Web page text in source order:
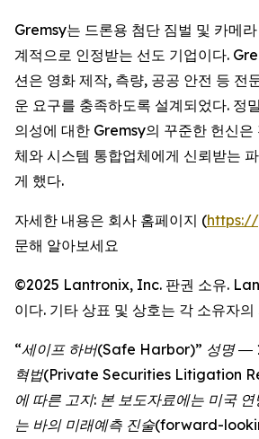
Gremsy는 드론용 첨단 짐벌 및 카메
계적으로 인정받는 선도 기업이다.
션은 영화 제작, 측량, 공공 안전 등 전
운 요구를 충족하도록 설계되었다. 정
의성에 대한 Gremsy의 꾸준한 헌신은
체와 시스템 통합업체에게 신뢰받는
게 했다.
자세한 내용은 회사 홈페이지 (
문해 알아보세요
©2025 Lantronix, Inc. 판권 소유.
이다. 기타 상표 및 상호는 각 소유자
“세이프 하버(Safe Harbor)” 성명 ―
혁법(Private Securities Litigation
에 따른 고지: 본 보도자료에는 미국
는 바의 미래예측 진술(forward-